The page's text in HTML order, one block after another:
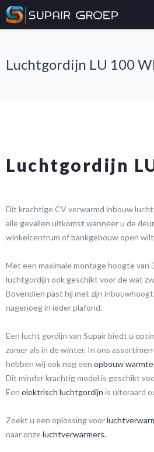
Luchtgordijn LU 100
Luchtgordijn
Dit krachtige CV verwarmd inbouw
alle gevallen uitkomst wanneer u de
winkelcentrum of bankgebouw open
Met een maximale montage hoogte van
luchtgordijn ook geschikt voor de wat
Bovendien past hij met zijn
nagenoeg in ieder plafond.
Een lucht gordijn van Supair biedt u
zomer als in de winter. In ons
hebben wij ook nog een opbouw
Dit minder krachtig model is geschikt
Een elektrisch luchtgordijn is uiteraard
Zoekt u een oplossing voor
naar onzeluchtverwarmers.